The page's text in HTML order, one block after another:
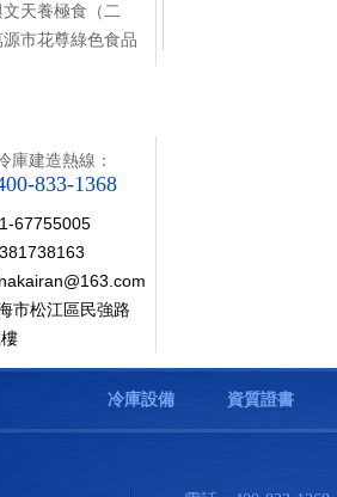
工程設計建造方
天養極食（二
立方米食品恒溫冷
市花尊綠色食品
庫建造熱線：
833-1368
67755005
市松江區民強路
冷庫設備 資質證書